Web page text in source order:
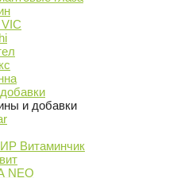
и добавки
Витаминчик
NEO